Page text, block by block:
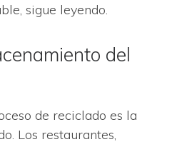
sigue leyendo.
del
de reciclado es la
Los restaurantes,